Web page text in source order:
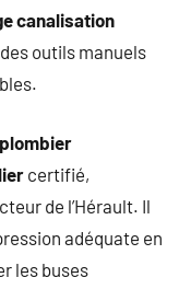
canalisation
outils manuels
plombier
certifié,
de l’Hérault. Il
adéquate en
les buses